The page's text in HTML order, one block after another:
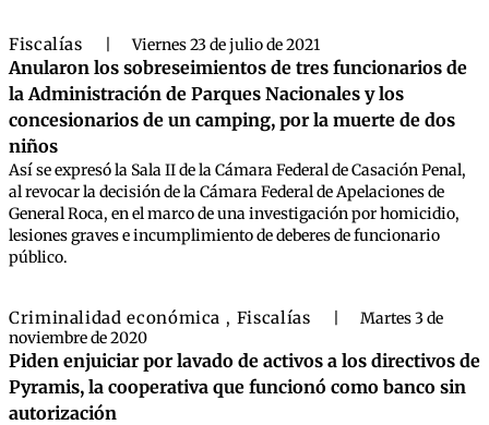
Fiscalías Viernes 23 de julio de 2021
Anularon los sobreseimientos de tres funcionarios de
la Administración de Parques Nacionales y los
concesionarios de un camping, por la muerte de dos
niños
Así se expresó la Sala II de la Cámara Federal de Casación Penal,
al revocar la decisión de la Cámara Federal de Apelaciones de
General Roca, en el marco de una investigación por homicidio,
lesiones graves e incumplimiento de deberes de funcionario
público.
Criminalidad económica , Fiscalías
Martes 3 de
noviembre de 2020
Piden enjuiciar por lavado de activos a los directivos de
Pyramis, la cooperativa que funcionó como banco sin
autorización